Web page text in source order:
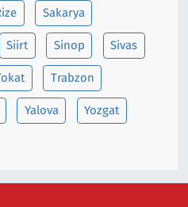
Sakarya
Siirt Sinop Sivas
Trabzon
Yalova Yozgat